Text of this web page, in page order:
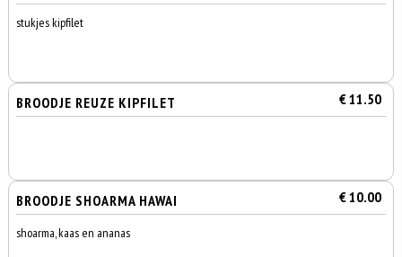
stukjes kipfilet
BROODJE REUZE KIPFILET € 11.50
BROODJE SHOARMA HAWAI € 10.00
shoarma, kaas en ananas